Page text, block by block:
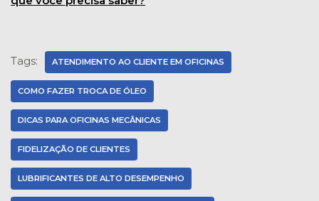
Tags: ATENDIMENTO AO CLIENTE EM OFICINAS
COMO FAZER TROCA DE ÓLEO
DICAS PARA OFICINAS MECÂNICAS
FIDELIZAÇÃO DE CLIENTES
LUBRIFICANTES DE ALTO DESEMPENHO